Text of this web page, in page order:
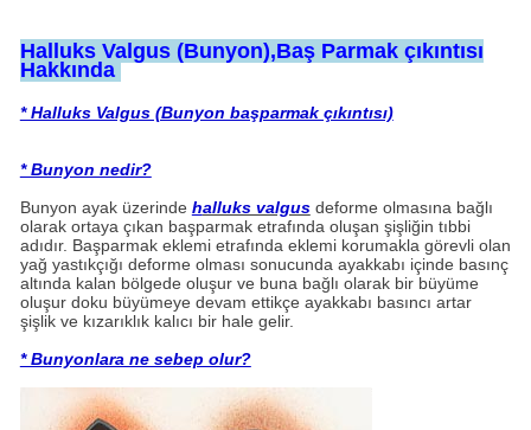
Halluks Valgus (Bunyon),Baş Parmak çıkıntısı
Hakkında
* Halluks Valgus (Bunyon başparmak çıkıntısı)
* Bunyon nedir?
Bunyon ayak üzerinde halluks valgusdeforme olmasına bağlı
olarak ortaya çıkan başparmak etrafında oluşan şişliğin tıbbi
adıdır. Başparmak eklemi etrafında eklemi korumakla görevli olan
yağ yastıkçığı deforme olması sonucunda ayakkabı içinde basınç
altında kalan bölgede oluşur ve buna bağlı olarak bir büyüme
oluşur doku büyümeye devam ettikçe ayakkabı basıncı artar
şişlik ve kızarıklık kalıcı bir hale gelir.
* Bunyonlara ne sebep olur?